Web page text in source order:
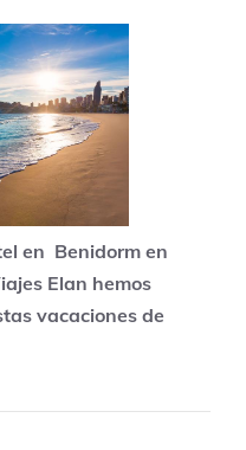
en Benidorm en
Elan hemos
vacaciones de